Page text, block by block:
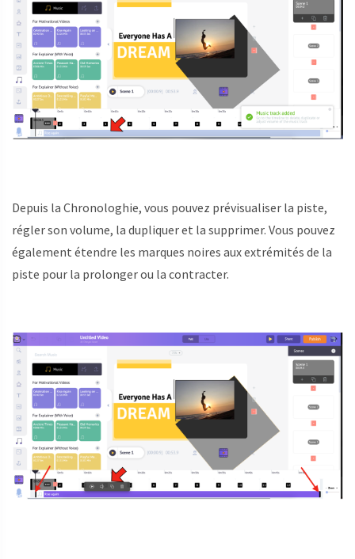
Depuis la Chronologhie, vous pouvez prévisualiser la piste,
régler son volume, la dupliquer et la supprimer. Vous pouvez
également étendre les marques noires aux extrémités de la
piste pour la prolonger ou la contracter.